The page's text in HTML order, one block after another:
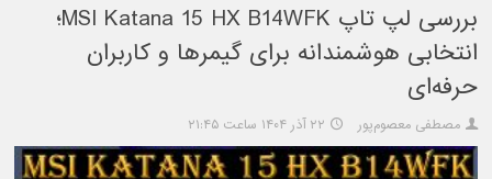
بررسی لپ تاپ MSI Katana 15 HX B14WFK؛
انتخابی هوشمندانه برای گیمرها و کاربران
حرفه‌ای
مصطفی معصوم‌پور ۲۲ آذر ۱۴۰۴ ساعت ۲۱:۴۵